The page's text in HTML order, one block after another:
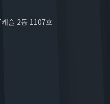
슬 2동 1107호